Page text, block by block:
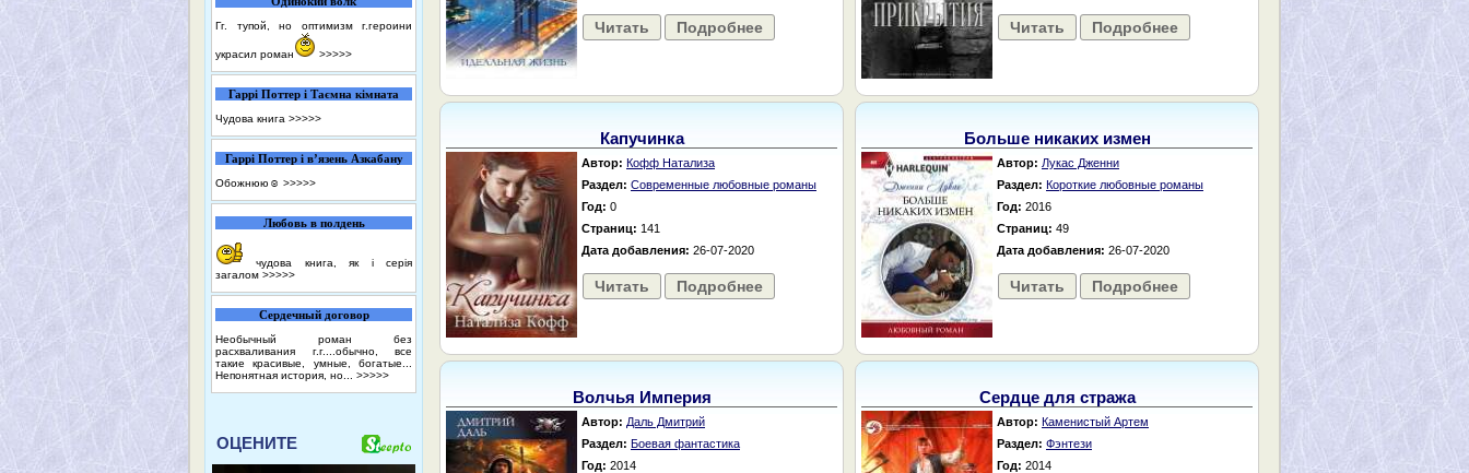
Гг. тупой, но оптимизм г.героини
украсил роман >>>>>
Гаррі Поттер і Таємна кімната
Чудова книга >>>>>
Гаррі Поттер і в’язень Азкабану
Обожнюю☺️ >>>>>
Любовь в полдень
чудова книга, як і серія
загалом >>>>>
Сердечный договор
Необычный роман без
расхваливания г.г....обычно, все
такие красивые, умные, богатые...
Непонятная история, но... >>>>>
ОЦЕНИТЕ
Читать Подробнее Читать Подробнее
Капучинка
Автор: Кофф Натализа
Раздел: Современные любовные романы
Год: 0
Страниц: 141
Дата добавления: 26-07-2020
Читать Подробнее
Больше никаких измен
Автор: Лукас Дженни
Раздел: Короткие любовные романы
Год: 2016
Страниц: 49
Дата добавления: 26-07-2020
Читать Подробнее
Волчья Империя
Автор: Даль Дмитрий
Раздел: Боевая фантастика
Год: 2014
Сердце для стража
Автор: Каменистый Артем
Раздел: Фэнтези
Год: 2014